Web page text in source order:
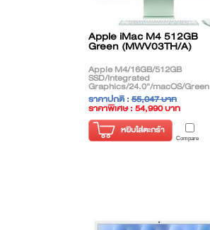
Apple iMac M4 512GB
Green (MWV03TH/A)
Apple M4/16GB/512GB
SSD/Integrated
Graphics/24.0"/macOS/Green
ราคาปกติ :55,047 บาท
ราคาพิเศษ : 54,990 บาท
( ราคาไม่รวมภาษี )
หยิบใส่ตะกร้า
Compare